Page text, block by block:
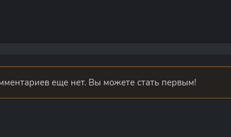
еще нет. Вы можете стать первым!